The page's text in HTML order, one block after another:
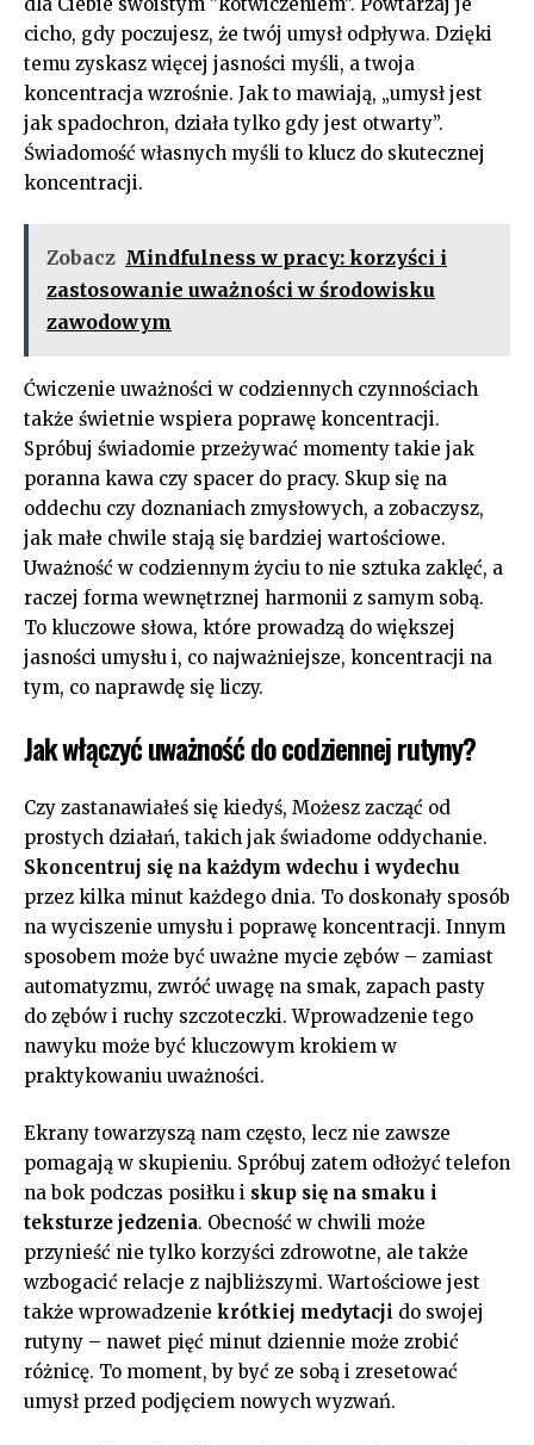
cicho,‌ gdy poczujesz, że⁤ twój umysł odpływa. Dzięki
temu zyskasz⁣ więcej jasności⁤ myśli, ⁣a twoja
koncentracja wzrośnie. Jak to mawiają, „umysł jest
jak spadochron, działa tylko gdy jest‍ otwarty”.
Świadomość ⁣własnych myśli ⁢to klucz do⁣ skutecznej
koncentracji.
Zobacz Mindfulness w pracy: korzyści i
zastosowanie uważności w środowisku
zawodowym
Ćwiczenie uważności w codziennych ‌czynnościach
także świetnie ⁤wspiera poprawę ⁢koncentracji.
Spróbuj świadomie przeżywać​ momenty​ takie jak
poranna ⁢kawa czy⁣ spacer do pracy. Skup się na
⁤oddechu czy doznaniach zmysłowych, a zobaczysz,
jak‍ małe chwile stają‍ się⁢ bardziej wartościowe.‍
Uważność ⁤w codziennym życiu to ‍nie sztuka zaklęć, a
raczej forma wewnętrznej harmonii⁢ z samym‌ sobą.
To kluczowe słowa, które prowadzą do ‍większej
jasności umysłu i, co najważniejsze, koncentracji na‌
tym, co naprawdę się liczy.
Jak włączyć‌ uważność do codziennej rutyny?
Czy zastanawiałeś się kiedyś,⁤ Możesz zacząć ‍od
prostych działań, takich jak świadome oddychanie.
Skoncentruj się na każdym ⁤wdechu i wydechu
przez ‌kilka minut ​każdego dnia. To doskonały sposób
na wyciszenie umysłu i poprawę koncentracji. Innym
sposobem może być uważne⁣ mycie zębów –‍ zamiast
automatyzmu, zwróć uwagę na smak, zapach pasty
do zębów i ruchy szczoteczki. Wprowadzenie tego
nawyku może być kluczowym krokiem‍ w⁢
praktykowaniu uważności.
Ekrany towarzyszą nam często, lecz nie‌ zawsze
pomagają w skupieniu. Spróbuj zatem odłożyć telefon
na bok podczas⁣ posiłku ⁢i skup się na smaku i
teksturze⁢ jedzenia. Obecność w chwili może​
przynieść nie tylko korzyści⁤ zdrowotne, ale także
wzbogacić relacje z ⁣najbliższymi. Wartościowe jest
także wprowadzenie krótkiej medytacji do swojej‌
rutyny‍ – ‍nawet pięć minut dziennie może zrobić
różnicę. To moment, by być ‌ze​ sobą i zresetować
umysł przed podjęciem nowych wyzwań.